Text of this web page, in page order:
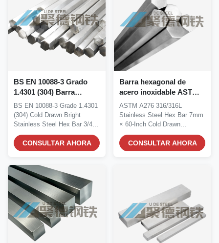
BS EN 10088-3 Grado
1.4301 (304) Barra
hexagonal de acero
inoxidable brillante
tirada en frío 3/4"
Fabricante y proveedor
BS EN 10088-3 Grade 1.4301
(304) Cold Drawn Bright
Stainless Steel Hex Bar 3/4"
Manufacturer...
CONSULTAR AHORA
Barra hexagonal de
acero inoxidable ASTM
A276 316/316L de 7 mm x
60 pulgadas, trefilada en
frío, de precisión,
brillante, fabricante y
proveedor
ASTM A276 316/316L
Stainless Steel Hex Bar 7mm
× 60-Inch Cold Drawn
Precision Bright Bar...
CONSULTAR AHORA